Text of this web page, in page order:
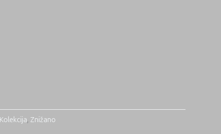
Kolekcija, Znižano